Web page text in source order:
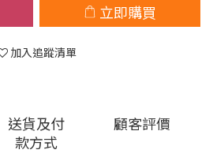
立即購買
加入追蹤清單
送貨及付
款方式
顧客評價